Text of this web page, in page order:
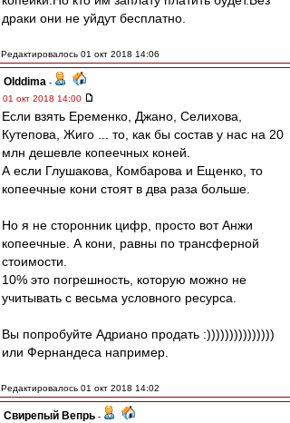
драки они не уйдут бесплатно.
Редактировалось 01 окт 2018 14:06
Olddima -
01 окт 2018 14:00
Если взять Еременко, Джано, Селихова,
Кутепова, Жиго ... то, как бы состав у нас на 20
млн дешевле копеечных коней.
А если Глушакова, Комбарова и Ещенко, то
копеечные кони стоят в два раза больше.
Но я не сторонник цифр, просто вот Анжи
копеечные. А кони, равны по трансферной
стоимости.
10% это погрешность, которую можно не
учитывать с весьма условного ресурса.
Вы попробуйте Адриано продать :)))))))))))))))
или Фернандеса например.
Редактировалось 01 окт 2018 14:02
Свирепый Вепрь -